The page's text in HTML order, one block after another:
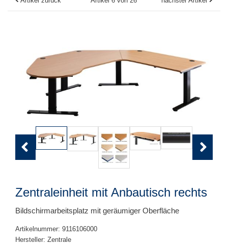
Previous Next
Zentraleinheit mit Anbautisch rechts
Bildschirmarbeitsplatz mit geräumiger Oberfläche
Artikelnummer: 9116106000
Hersteller: Zentrale